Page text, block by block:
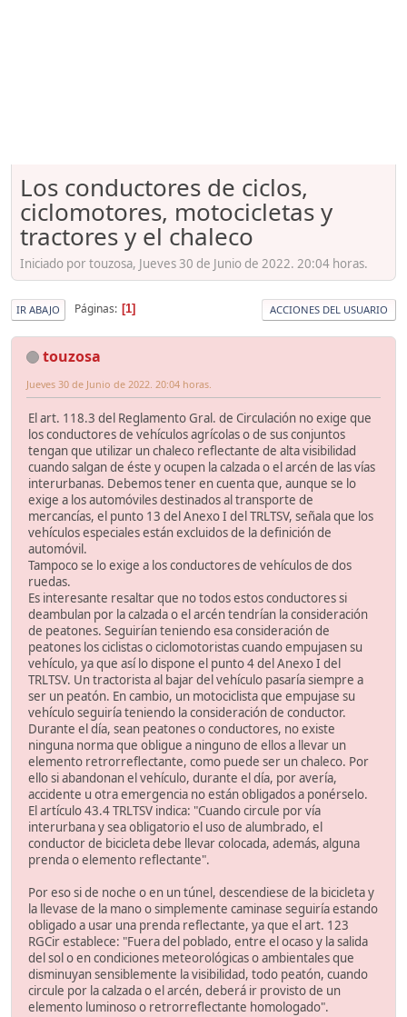
Los conductores de ciclos,
ciclomotores, motocicletas y
tractores y el chaleco
Iniciado por touzosa, Jueves 30 de Junio de 2022. 20:04 horas.
IR ABAJO Páginas 1 ACCIONES DEL USUARIO
touzosa
Jueves 30 de Junio de 2022. 20:04 horas.
El art. 118.3 del Reglamento Gral. de Circulación no exige que
los conductores de vehículos agrícolas o de sus conjuntos
tengan que utilizar un chaleco reflectante de alta visibilidad
cuando salgan de éste y ocupen la calzada o el arcén de las vías
interurbanas. Debemos tener en cuenta que, aunque se lo
exige a los automóviles destinados al transporte de
mercancías, el punto 13 del Anexo I del TRLTSV, señala que los
vehículos especiales están excluidos de la definición de
automóvil.
Tampoco se lo exige a los conductores de vehículos de dos
ruedas.
Es interesante resaltar que no todos estos conductores si
deambulan por la calzada o el arcén tendrían la consideración
de peatones. Seguirían teniendo esa consideración de
peatones los ciclistas o ciclomotoristas cuando empujasen su
vehículo, ya que así lo dispone el punto 4 del Anexo I del
TRLTSV. Un tractorista al bajar del vehículo pasaría siempre a
ser un peatón. En cambio, un motociclista que empujase su
vehículo seguiría teniendo la consideración de conductor.
Durante el día, sean peatones o conductores, no existe
ninguna norma que obligue a ninguno de ellos a llevar un
elemento retrorreflectante, como puede ser un chaleco. Por
ello si abandonan el vehículo, durante el día, por avería,
accidente u otra emergencia no están obligados a ponérselo.
El artículo 43.4 TRLTSV indica: "Cuando circule por vía
interurbana y sea obligatorio el uso de alumbrado, el
conductor de bicicleta debe llevar colocada, además, alguna
prenda o elemento reflectante".
Por eso si de noche o en un túnel, descendiese de la bicicleta y
la llevase de la mano o simplemente caminase seguiría estando
obligado a usar una prenda reflectante, ya que el art. 123
RGCir establece: "Fuera del poblado, entre el ocaso y la salida
del sol o en condiciones meteorológicas o ambientales que
disminuyan sensiblemente la visibilidad, todo peatón, cuando
circule por la calzada o el arcén, deberá ir provisto de un
elemento luminoso o retrorreflectante homologado".